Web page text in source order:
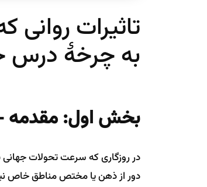
تاثیرات
به چرخۀ درس
بخش اول: مقدمه
در روزگاری که سرعت تحولات
دور از ذهن یا مختص مناطق خاص